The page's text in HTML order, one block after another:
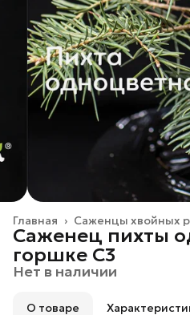
Саженцы хвойных
Главная ›
Саженец пихты
горшке C3
Нет в наличии
О товаре